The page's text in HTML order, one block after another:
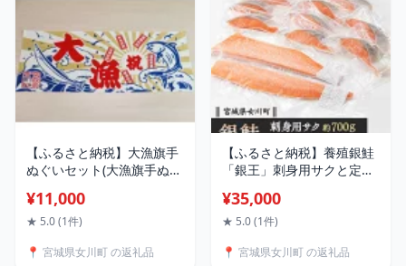
【ふるさと納税】大漁旗手
ぬぐいセット(大漁旗手ぬぐ
かけ) 1セット/2セット
【G1306999】
¥11,000
★ 5.0 (1件)
📍 宮城県女川町 の返礼品
【ふるさと納税】養殖銀鮭
「銀王」刺身用サクと定塩
鮭 銀王 刺身用 定塩 切身 海
鮮 魚 美味しい 人気 送料無
【1312833】
¥35,000
★ 5.0 (1件)
📍 宮城県女川町 の返礼品